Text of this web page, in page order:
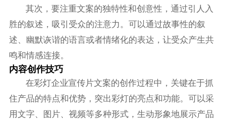
其次，要注重文案的独特性和创意性，通过引人入
胜的叙述，吸引受众的注意力。可以通过故事性的叙
述、幽默诙谐的语言或者情绪化的表达，让受众产生共
鸣和情感连接。
内容创作技巧
在彩灯企业宣传片文案的创作过程中，关键在于抓
住产品的特点和优势，突出彩灯的亮点和功能。可以采
用文字、图片、视频等多种形式，生动形象地展示产品